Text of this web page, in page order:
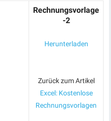
Rechnungsvorlage
-2
Herunterladen
Zurück zum Artikel
Excel: Kostenlose
Rechnungsvorlagen